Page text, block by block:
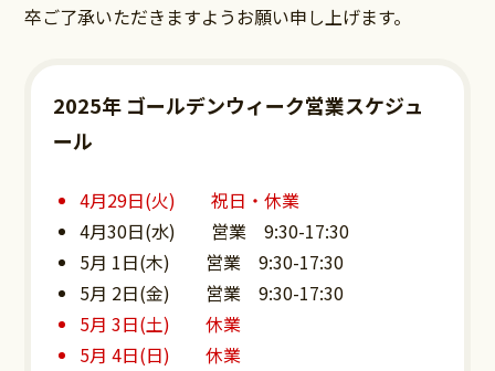
卒ご了承いただきますようお願い申し上げます。
2025年 ゴールデンウィーク営業スケジュ
ール
4月29日(火) 祝日・休業
4月30日(水) 営業 9:30-17:30
5月 1日(木) 営業 9:30-17:30
5月 2日(金) 営業 9:30-17:30
5月 3日(土) 休業
5月 4日(日) 休業